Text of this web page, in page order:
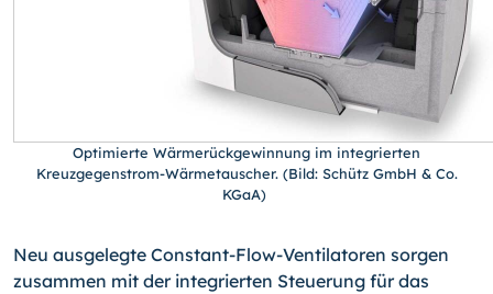
Optimierte Wärmerückgewinnung im integrierten
Kreuzgegenstrom-Wärmetauscher. (Bild: Schütz GmbH & Co.
KGaA)
Neu ausgelegte Constant-Flow-Ventilatoren sorgen
zusammen mit der integrierten Steuerung für das